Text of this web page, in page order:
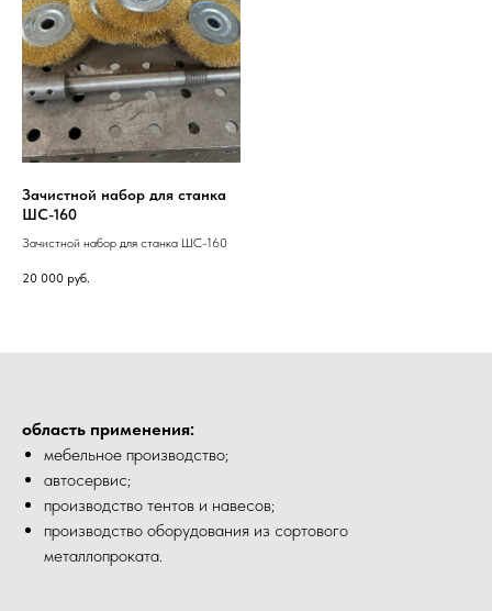
Зачистной набор для станка
ШС-160
Зачистной набор для станка ШС-160
20 000 руб.
область применения:
мебельное производство;
автосервис;
производство тентов и навесов;
производство оборудования из сортового
металлопроката.